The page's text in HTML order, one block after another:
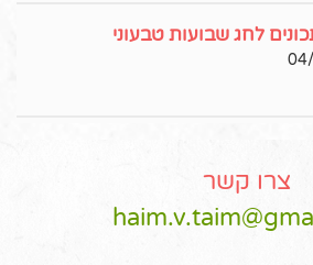
לחג שבועות טבעוני
צרו קשר